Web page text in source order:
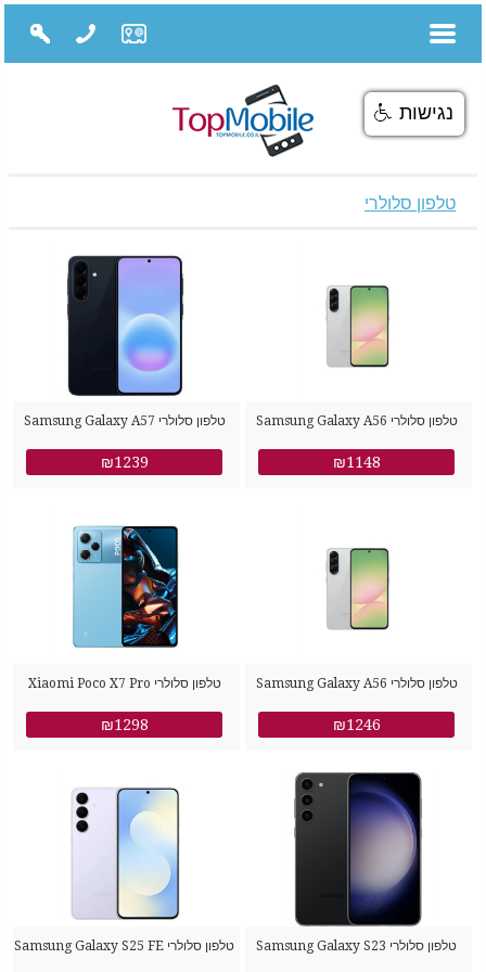
טלפון סלולרי
טלפון סלולרי Samsung Galaxy A56
SM-A566B/DS 128GB 8GB RAM
₪1148
טלפון סלולרי Samsung Galaxy A57
SM-A576B/DS 256GB 8GB RAM
₪1239
טלפון סלולרי Samsung Galaxy A56
SM-A566B/DS 256GB 8GB RAM
₪1246
טלפון סלולרי Xiaomi Poco X7 Pro
512GB 12GB RAM שיאומי
₪1298
טלפון סלולרי Samsung Galaxy S23 טלפון סלולרי Samsung Galaxy S25 FE
נגישות